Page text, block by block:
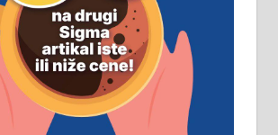
флотација Рудник
запошљава 20
рудара. Услови:
пожељно радно
на истим и сличним
али не и неопходан
смештај,
032/57-41-122 –